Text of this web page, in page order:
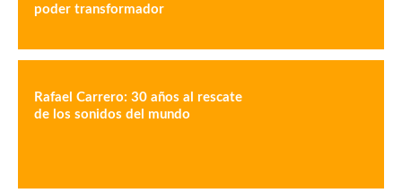
poder transformador
Rafael Carrero: 30 años al rescate
de los sonidos del mundo